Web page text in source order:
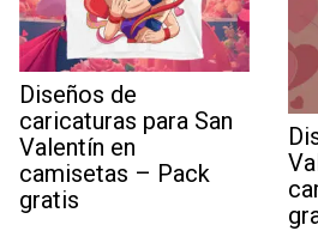
Diseños de
caricaturas para San
Valentín en
camisetas – Pack
gratis